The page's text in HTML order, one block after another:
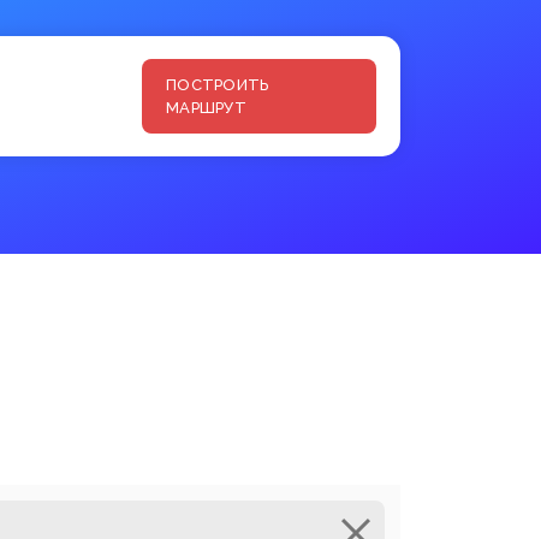
ПОСТРОИТЬ
МАРШРУТ